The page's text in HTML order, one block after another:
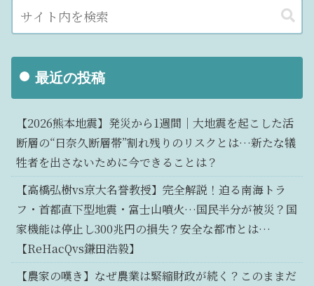
最近の投稿
【2026熊本地震】発災から1週間｜大地震を起こした活
断層の“日奈久断層帯”割れ残りのリスクとは…新たな犠
牲者を出さないために今できることは？
【高橋弘樹vs京大名誉教授】完全解説！迫る南海トラ
フ・首都直下型地震・富士山噴火…国民半分が被災？国
家機能は停止し300兆円の損失？安全な都市とは…
【ReHacQvs鎌田浩毅】
【農家の嘆き】なぜ農業は緊縮財政が続く？このままだ